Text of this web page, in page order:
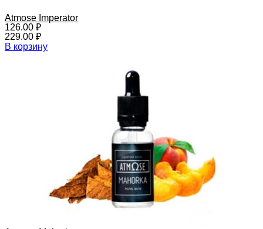
Atmose Imperator
126.00 ₽
229.00 ₽
В корзину